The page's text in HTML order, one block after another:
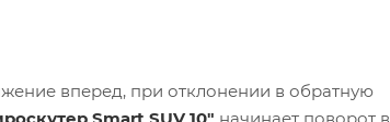
вперед, при отклонении в обратную